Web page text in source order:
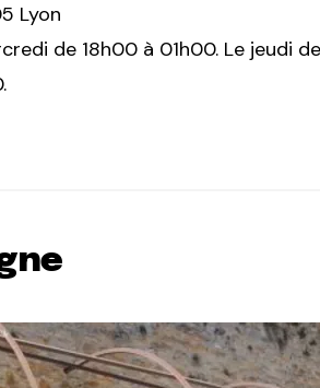
Lyon
de 18h00 à 01h00. Le jeudi